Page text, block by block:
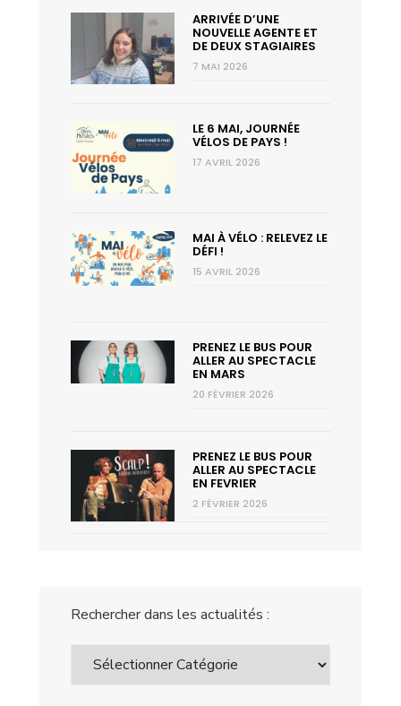
ARRIVÉE D’UNE
NOUVELLE AGENTE ET
DE DEUX STAGIAIRES
7 MAI 2026
LE 6 MAI, JOURNÉE
VÉLOS DE PAYS !
17 AVRIL 2026
MAI À VÉLO : RELEVEZ LE
DÉFI !
15 AVRIL 2026
PRENEZ LE BUS POUR
ALLER AU SPECTACLE
EN MARS
20 FÉVRIER 2026
PRENEZ LE BUS POUR
ALLER AU SPECTACLE
EN FEVRIER
2 FÉVRIER 2026
Rechercher dans les actualités :